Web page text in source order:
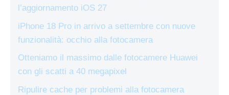
l’aggiornamento iOS 27
iPhone 18 Pro in arrivo a settembre con nuove
funzionalità: occhio alla fotocamera
Otteniamo il massimo dalle fotocamere Huawei
con gli scatti a 40 megapixel
Ripulire cache per problemi alla fotocamera